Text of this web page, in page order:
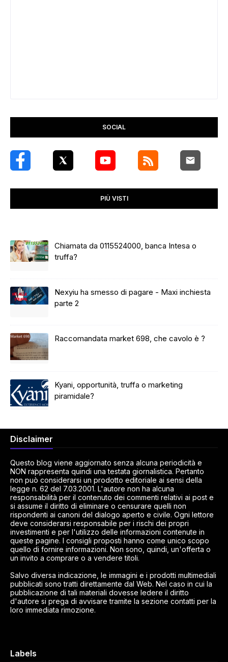
SOCIAL
PIÙ VISTI
Chiamata da 0115524000, banca Intesa o
truffa?
Nexyiu ha smesso di pagare - Maxi inchiesta
parte 2
Raccomandata market 698, che cavolo è ?
Kyani, opportunità, truffa o marketing
piramidale?
Disclaimer
Questo blog viene aggiornato senza alcuna periodicità e
NON rappresenta quindi una testata giornalistica. Pertanto
non può considerarsi un prodotto editoriale ai sensi della
legge n. 62 del 7.03.2001. L'autore non ha alcuna
responsabilità per il contenuto dei commenti relativi ai post e
si assume il diritto di eliminare o censurare quelli non
rispondenti ai canoni del dialogo aperto e civile. Ogni lettore
deve considerarsi responsabile per i rischi dei propri
investimenti e per l'utilizzo delle informazioni contenute in
queste pagine. I consigli proposti hanno come unico scopo
quello di fornire informazioni. Non sono, quindi, un'offerta o
un invito a comprare o a vendere titoli.
Salvo diversa indicazione, le immagini e i prodotti multimediali
pubblicati sono tratti direttamente dal Web. Nel caso in cui la
pubblicazione di tali materiali dovesse ledere il diritto
d'autore si prega di avvisare tramite la sezione contatti per la
loro immediata rimozione.
Labels